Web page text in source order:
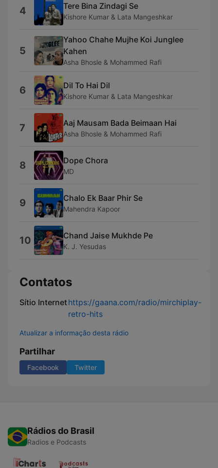
4 Tere Bina Zindagi Se
Kishore Kumar & Lata Mangeshkar
5
Yahoo Chahe Mujhe Koi Junglee
Kahen
Asha Bhosle & Mohammed Rafi
6 Dil To Hai Dil
Kishore Kumar & Lata Mangeshkar
7 Aaj Mausam Bada Beimaan Hai
Asha Bhosle & Mohammed Rafi
8 Dope Chora
MD
9 Chalo Ek Baar Phir Se
Mahendra Kapoor
10 Chand Jaise Mukhde Pe
K. J. Yesudas
Contatos
Sítio Internethttps://gaana.com/radio/mirchiplay-
retro-hits
Atualizar a informação desta rádio
Partilhar
Facebook Twitter
Rádios do Brasil
Radios e Podcasts